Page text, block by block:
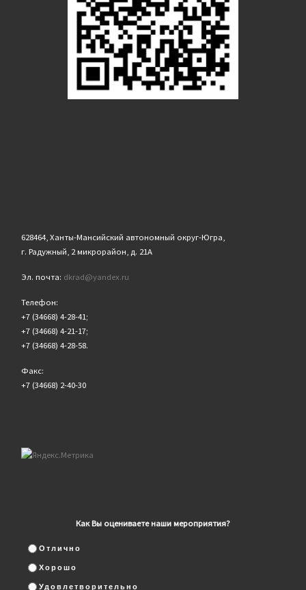
628464, Ханты-Мансийский автономный округ-Югра,
г. Радужный, 2 микрорайон, д. 21А
Эл. почта: dkrad@yandex.ru
Телефон:
+7 (34668) 4-28-41;
+7 (34668) 4-21-17;
+7 (34668) 4-28-58.
Факс:
+7 (34668) 2-40-30
Как Вы оцениваете наши мероприятия?
Отлично
Хорошо
Удовлетворительно